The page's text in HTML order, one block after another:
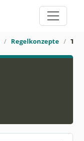
Regelkonzepte